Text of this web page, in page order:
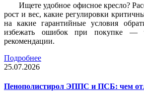
Ищете удобное офисное кресло?
рост и вес, какие регулировки
на какие гарантийные условия
избежать ошибок при покупке —
рекомендации.
Подробнее
25.07.2026
Пенополистирол ЭППС и ПСБ: чем